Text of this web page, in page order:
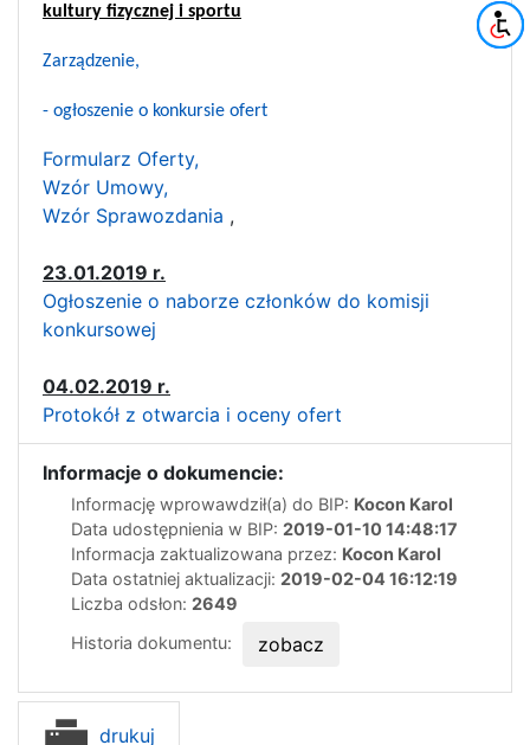
kultury fizycznej i sportu
Zarządzenie,
- ogłoszenie o konkursie ofert
Formularz Oferty,
Wzór Umowy,
Wzór Sprawozdania ,
23.01.2019 r.
Ogłoszenie o naborze członków do komisji
konkursowej
04.02.2019 r.
Protokół z otwarcia i oceny ofert
Informacje o dokumencie:
Informację wprowawdził(a) do BIP: Kocon Karol
Data udostępnienia w BIP: 2019-01-10 14:48:17
Informacja zaktualizowana przez: Kocon Karol
Data ostatniej aktualizacji: 2019-02-04 16:12:19
Liczba odsłon: 2649
Historia dokumentu:
zobacz
drukuj